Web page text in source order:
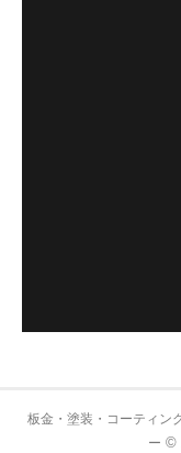
板金・塗装・コーティン
ー ©